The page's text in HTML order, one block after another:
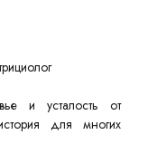
и усталость от
для многих